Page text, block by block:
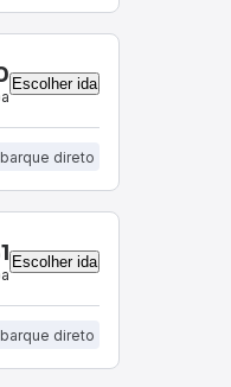
Escolher ida
direto
Escolher ida
direto